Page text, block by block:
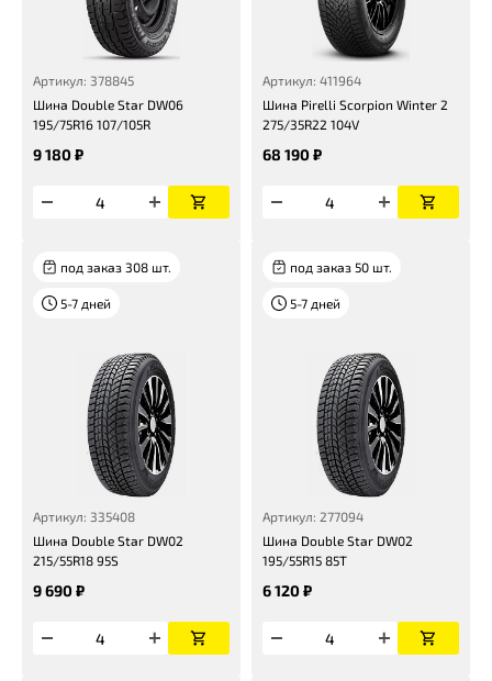
Артикул: 378845
Шина Double Star DW06
195/75R16 107/105R
9 180 ₽
Артикул: 411964
Шина Pirelli Scorpion Winter 2
275/35R22 104V
68 190 ₽
под заказ 308 шт.
5-7 дней
Артикул: 335408
Шина Double Star DW02
215/55R18 95S
9 690 ₽
под заказ 50 шт.
5-7 дней
Артикул: 277094
Шина Double Star DW02
195/55R15 85T
6 120 ₽